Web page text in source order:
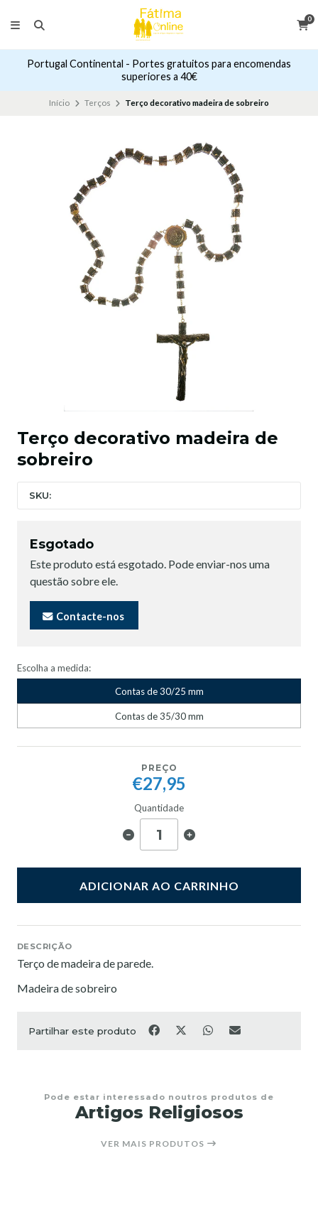
0
Portugal Continental - Portes gratuitos para encomendas
superiores a 40€
Início Terços Terço decorativo madeira de sobreiro
Terço decorativo madeira de
sobreiro
SKU:
Esgotado
Este produto está esgotado. Pode enviar-nos uma
questão sobre ele.
Contacte-nos
Escolha a medida:
Contas de 30/25 mm
Contas de 35/30 mm
PREÇO
€27,95
Quantidade
ADICIONAR AO CARRINHO
DESCRIÇÃO
Terço de madeira de parede.
Madeira de sobreiro
Partilhar este produto
Pode estar interessado noutros produtos de
Artigos Religiosos
VER MAIS PRODUTOS